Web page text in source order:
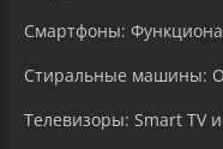
Смартфоны:
Стиральные машины:
Телевизоры: Smart TV